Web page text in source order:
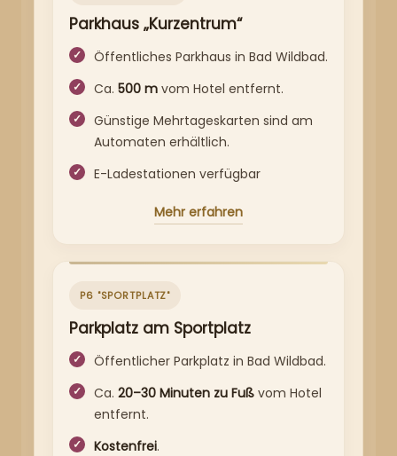
Parkhaus „Kurzentrum“
Öffentliches Parkhaus in Bad Wildbad.
Ca. 500 m vom Hotel entfernt.
Günstige Mehrtageskarten sind am
Automaten erhältlich.
E-Ladestationen verfügbar
Mehr erfahren
P6 "SPORTPLATZ"
Parkplatz am Sportplatz
Öffentlicher Parkplatz in Bad Wildbad.
Ca. 20–30 Minuten zu Fuß vom Hotel
entfernt.
Kostenfrei.